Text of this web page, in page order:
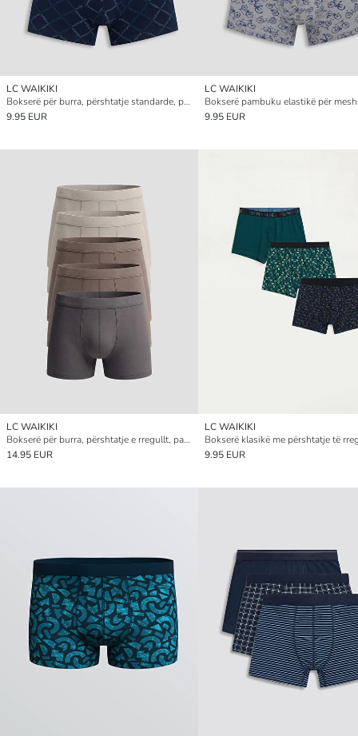
LC WAIKIKI
Bokserë për burra, përshtatje standarde, pambuk elastik, paketim 3-copësh
9.95 EUR
LC WAIKIKI
9.95 EUR
LC WAIKIKI
Bokserë për burra, përshtatje e rregullt, pambuk me elasticitet, paketim 5 copë
14.95 EUR
LC WAIKIKI
9.95 EUR